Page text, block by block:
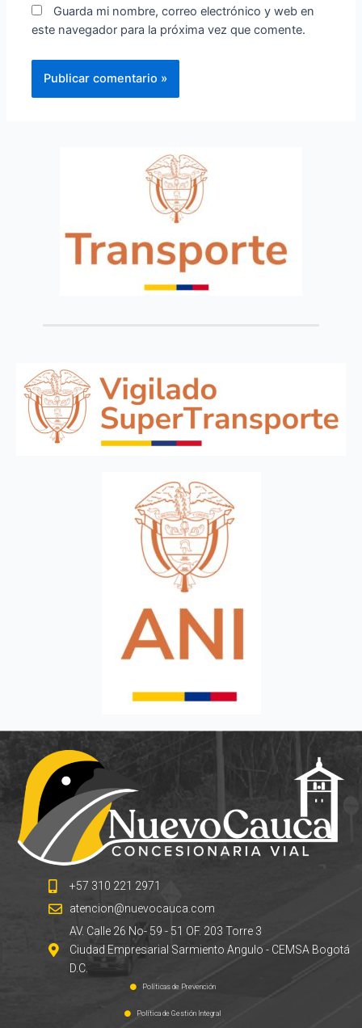
Guarda mi nombre, correo electrónico y web en
este navegador para la próxima vez que comente.
+57 310 221 2971
atencion@nuevocauca.com
AV. Calle 26 No- 59 - 51 OF. 203 Torre 3
Ciudad Empresarial Sarmiento Angulo - CEMSA Bogotá
D.C.
Políticas de Prevención
Política de Gestión Integral